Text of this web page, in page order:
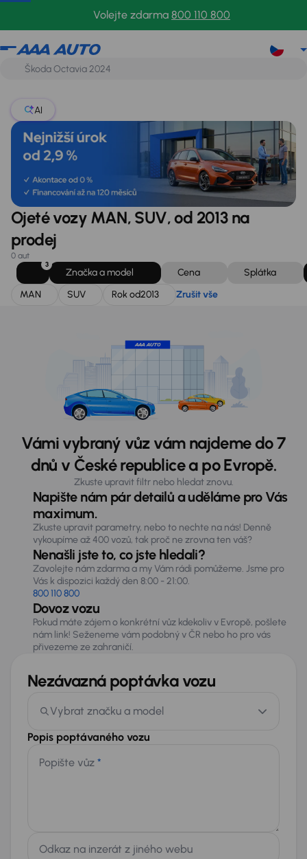
Volejte zdarma 800 110 800
MAN
AI
Ojeté vozy MAN, SUV, od 2013 na
prodej
0 aut
3
Značka a model Cena
Splátka
MAN
SUV Rok od2013 Zrušit vše
Vámi vybraný vůz vám najdeme do 7
dnů v České republice a po Evropě.
Zkuste upravit filtr nebo hledat znovu.
Napište nám pár detailů a uděláme pro Vás
maximum.
Zkuste upravit parametry, nebo to nechte na nás! Denně
vykoupíme až 400 vozů, tak proč ne zrovna ten váš?
Nenašli jste to, co jste hledali?
Zavolejte nám zdarma a my Vám rádi pomůžeme. Jsme pro
Vás k dispozici každý den 8:00 - 21:00.
800 110 800
Dovoz vozu
Pokud máte zájem o konkrétní vůz kdekoliv v Evropě, pošlete
nám link! Seženeme vám podobný v ČR nebo ho pro vás
přivezeme ze zahraničí.
Nezávazná poptávka vozu
Vybrat značku a model
Popis poptávaného vozu
Popište vůz *
Odkaz na inzerát z jiného webu